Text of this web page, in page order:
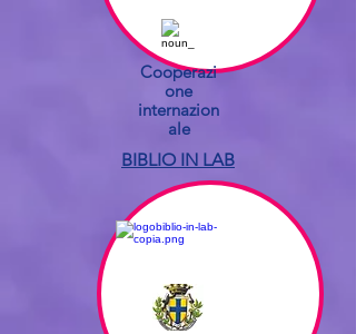
Cooperazi
one
internazion
ale
BIBLIO IN LAB